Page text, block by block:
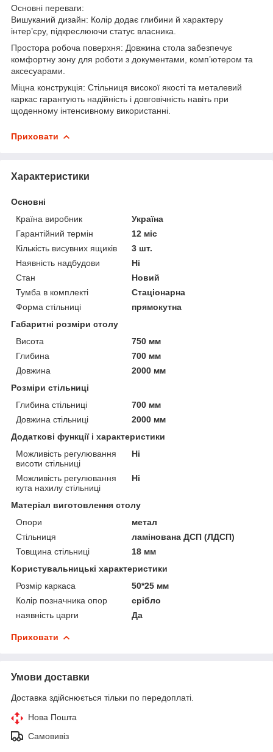
Основні переваги:
Вишуканий дизайн: Колір додає глибини й характеру
інтер’єру, підкреслюючи статус власника.
Простора робоча поверхня: Довжина стола забезпечує
комфортну зону для роботи з документами, комп’ютером та
аксесуарами.
Міцна конструкція: Стільниця високої якості та металевий
каркас гарантують надійність і довговічність навіть при
щоденному інтенсивному використанні.
Приховати
Характеристики
Основні
Країна виробник
Україна
Гарантійний термін
12 міс
Кількість висувних ящиків
3 шт.
Наявність надбудови
Ні
Стан
Новий
Тумба в комплекті
Стаціонарна
Форма стільниці
прямокутна
Габаритні розміри столу
Висота
750 мм
Глибина
700 мм
Довжина
2000 мм
Розміри стільниці
Глибина стільниці
700 мм
Довжина стільниці
2000 мм
Додаткові функції і характеристики
Можливість регулювання
висоти стільниці
Ні
Можливість регулювання
кута нахилу стільниці
Ні
Матеріал виготовлення столу
Опори
метал
Стільниця
ламінована ДСП (ЛДСП)
Товщина стільниці
18 мм
Користувальницькі характеристики
Розмір каркаса
50*25 мм
Колір позначника опор
срібло
наявність царги
Да
Приховати
Умови доставки
Доставка здійснюється тільки по передоплаті.
Нова Пошта
Самовивіз